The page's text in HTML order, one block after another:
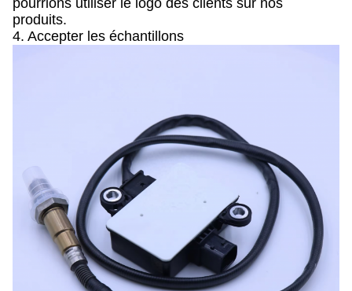
pourrions utiliser le logo des clients sur nos
produits.
4. Accepter les échantillons